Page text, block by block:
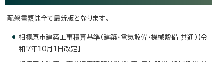
配架書類は全て最新版となります。
相模原市建築工事積算基準（建築・電気設備・機械設備 共通）【令
和7年10月1日改定】